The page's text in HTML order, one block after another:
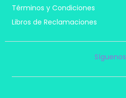
Términos y Condiciones
Libros de Reclamaciones
Síguenos